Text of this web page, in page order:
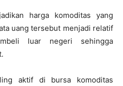
harga komoditas yang
uang tersebut menjadi relatif
luar negeri sehingga
aktif di bursa komoditas